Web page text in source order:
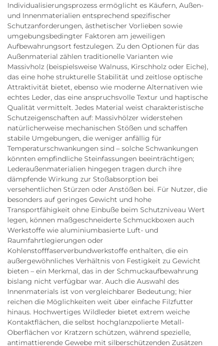
Individualisierungsprozess ermöglicht es Käufern, Außen-
und Innenmaterialien entsprechend spezifischer
Schutzanforderungen, ästhetischer Vorlieben sowie
umgebungsbedingter Faktoren am jeweiligen
Aufbewahrungsort festzulegen. Zu den Optionen für das
Außenmaterial zählen traditionelle Varianten wie
Massivholz (beispielsweise Walnuss, Kirschholz oder Eiche),
das eine hohe strukturelle Stabilität und zeitlose optische
Attraktivität bietet, ebenso wie moderne Alternativen wie
echtes Leder, das eine anspruchsvolle Textur und haptische
Qualität vermittelt. Jedes Material weist charakteristische
Schutzeigenschaften auf: Massivhölzer widerstehen
natürlicherweise mechanischen Stößen und schaffen
stabile Umgebungen, die weniger anfällig für
Temperaturschwankungen sind – solche Schwankungen
könnten empfindliche Steinfassungen beeinträchtigen;
Lederaußenmaterialien hingegen tragen durch ihre
dämpfende Wirkung zur Stoßabsorption bei
versehentlichen Stürzen oder Anstößen bei. Für Nutzer, die
besonders auf geringes Gewicht und hohe
Transportfähigkeit ohne Einbuße beim Schutzniveau Wert
legen, können maßgeschneiderte Schmuckboxen auch
Werkstoffe wie aluminiumbasierte Luft- und
Raumfahrtlegierungen oder
Kohlenstofffaserverbundwerkstoffe enthalten, die ein
außergewöhnliches Verhältnis von Festigkeit zu Gewicht
bieten – ein Merkmal, das in der Schmuckaufbewahrung
bislang nicht verfügbar war. Auch die Auswahl des
Innenmaterials ist von vergleichbarer Bedeutung; hier
reichen die Möglichkeiten weit über einfache Filzfutter
hinaus. Hochwertiges Wildleder bietet extrem weiche
Kontaktflächen, die selbst hochglanzpolierte Metall-
Oberflächen vor Kratzern schützen, während spezielle,
antimattierende Gewebe mit silberschützenden Zusätzen